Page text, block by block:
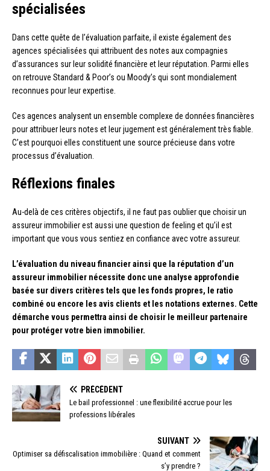
spécialisées
Dans cette quête de l’évaluation parfaite, il existe également des
agences spécialisées qui attribuent des notes aux compagnies
d’assurances sur leur solidité financière et leur réputation. Parmi elles
on retrouve Standard & Poor’s ou Moody’s qui sont mondialement
reconnues pour leur expertise.
Ces agences analysent un ensemble complexe de données financières
pour attribuer leurs notes et leur jugement est généralement très fiable.
C’est pourquoi elles constituent une source précieuse dans votre
processus d’évaluation.
Réflexions finales
Au-delà de ces critères objectifs, il ne faut pas oublier que choisir un
assureur immobilier est aussi une question de feeling et qu’il est
important que vous vous sentiez en confiance avec votre assureur.
L’évaluation du niveau financier ainsi que la réputation d’un
assureur immobilier nécessite donc une analyse approfondie
basée sur divers critères tels que les fonds propres, le ratio
combiné ou encore les avis clients et les notations externes. Cette
démarche vous permettra ainsi de choisir le meilleur partenaire
pour protéger votre bien immobilier.
PRÉCÉDENT
Le bail professionnel : une flexibilité accrue pour les
professions libérales
SUIVANT
Optimiser sa défiscalisation immobilière : Quand et comment
s’y prendre ?